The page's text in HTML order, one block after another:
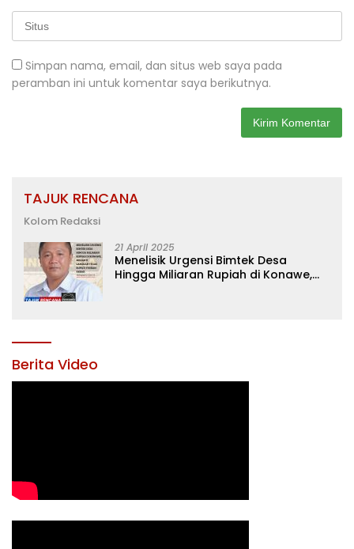
Simpan nama, email, dan situs web saya pada
peramban ini untuk komentar saya berikutnya.
TAJUK RENCANA
Kolom Redaksi
21 April 2025
Menelisik Urgensi Bimtek Desa
Hingga Miliaran Rupiah di Konawe,
Berita Video